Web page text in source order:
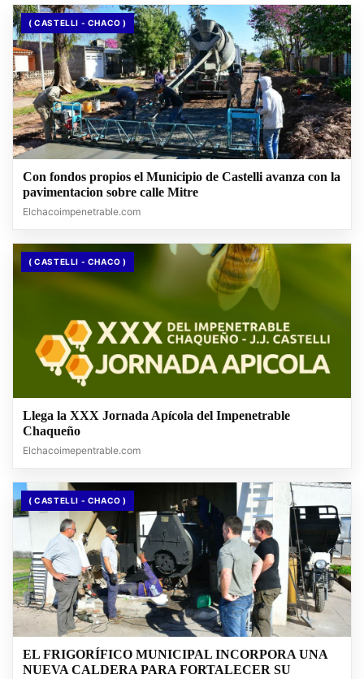
( CASTELLI - CHACO )
Con fondos propios el Municipio de Castelli avanza con la
pavimentacion sobre calle Mitre
Elchacoimpenetrable.com
( CASTELLI - CHACO )
Llega la XXX Jornada Apícola del Impenetrable
Chaqueño
Elchacoimepentrable.com
( CASTELLI - CHACO )
EL FRIGORÍFICO MUNICIPAL INCORPORA UNA
NUEVA CALDERA PARA FORTALECER SU